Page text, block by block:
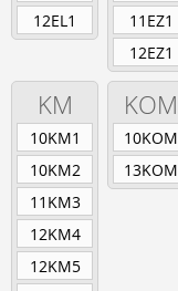
12EL1
11EZ1
12EZ1
KM
10KM1
10KM2
11KM3
12KM4
12KM5
KOM
10KOM
13KOM